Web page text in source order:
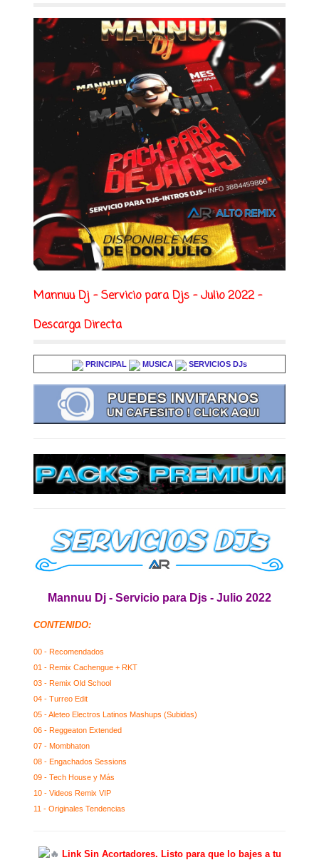
Mannuu Dj - Servicio para Djs - Julio 2022 -
Descarga Directa
PRINCIPAL MUSICA SERVICIOS DJs
Mannuu Dj - Servicio para Djs - Julio 2022
CONTENIDO:
00 - Recomendados
01 - Remix Cachengue + RKT
03 - Remix Old School
04 - Turreo Edit
05 - Aleteo Electros Latinos Mashups (Subidas)
06 - Reggeaton Extended
07 - Mombhaton
08 - Engachados Sessions
09 - Tech House y Más
10 - Videos Remix VIP
11 - Originales Tendencias
Link Sin Acortadores. Listo para que lo bajes a tu